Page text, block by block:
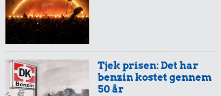
Tjek prisen: Det har
benzin kostet gennem
50 år